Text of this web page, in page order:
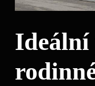
Ideální